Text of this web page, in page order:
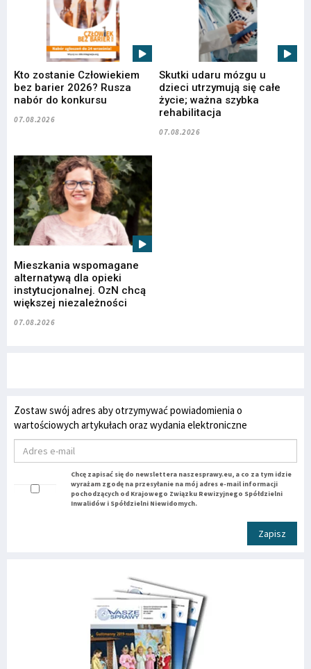
Kto zostanie Człowiekiem
bez barier 2026? Rusza
nabór do konkursu
07.08.2026
Skutki udaru mózgu u
dzieci utrzymują się całe
życie; ważna szybka
rehabilitacja
07.08.2026
Mieszkania wspomagane
alternatywą dla opieki
instytucjonalnej. OzN chcą
większej niezależności
07.08.2026
Zostaw swój adres aby otrzymywać powiadomienia o
wartościowych artykułach oraz wydania elektroniczne
Chcę zapisać się do newslettera naszesprawy.eu, a co za tym idzie
wyrażam zgodę na przesyłanie na mój adres e-mail informacji
pochodzących od Krajowego Związku Rewizyjnego Spółdzielni
Inwalidów i Spółdzielni Niewidomych.
Zapisz